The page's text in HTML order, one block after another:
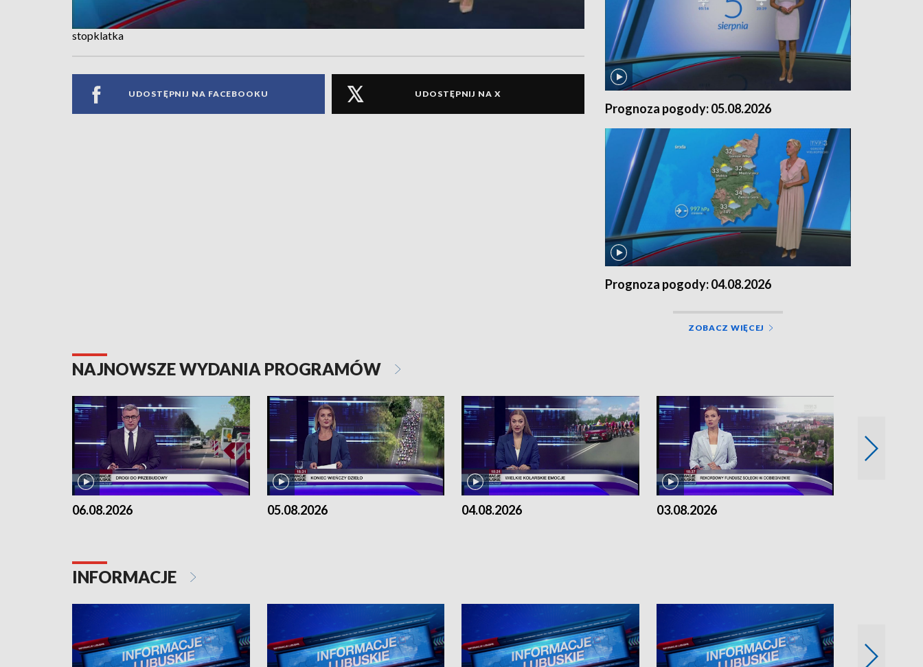
stopklatka
UDOSTĘPNIJ NA FACEBOOKU UDOSTĘPNIJ NA X
Prognoza pogody: 05.08.2026
Prognoza pogody: 04.08.2026
ZOBACZ WIĘCEJ
NAJNOWSZE WYDANIA PROGRAMÓW
06.08.2026 05.08.2026 04.08.2026 03.08.2026
INFORMACJE